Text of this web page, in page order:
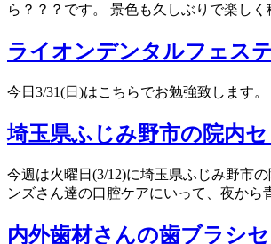
ら？？？です。 景色も久しぶりで楽し
ライオンデンタルフェス
今日3/31(日)はこちらでお勉強致します
埼玉県ふじみ野市の院内
今週は火曜日(3/12)に埼玉県ふじみ野市
ンズさん達の口腔ケアにいって、夜か
内外歯材さんの歯ブラシ